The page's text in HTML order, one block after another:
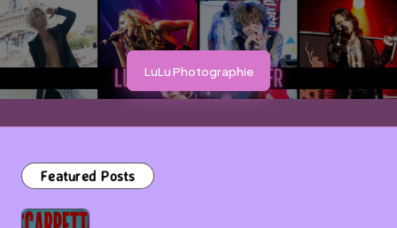
LuLu Photographie
Featured Posts